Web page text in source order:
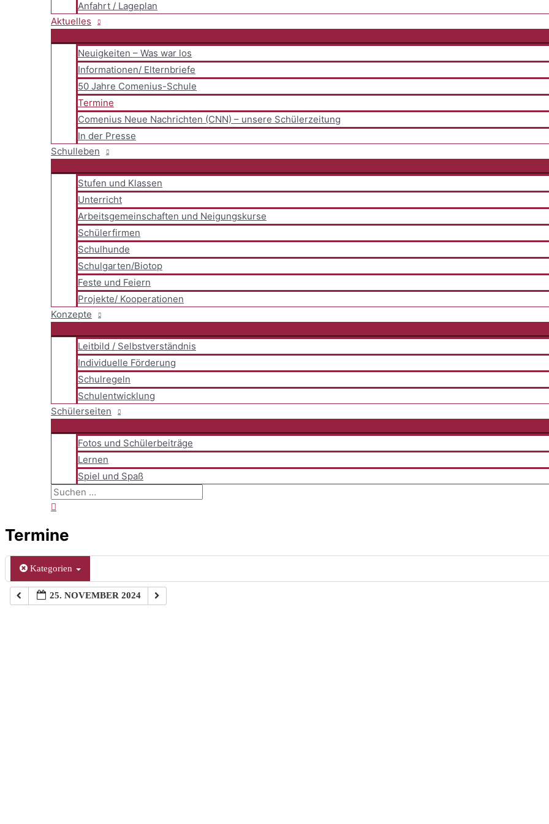
Anfahrt / Lageplan
Aktuelles
Neuigkeiten – Was war los
Informationen/ Elternbriefe
50 Jahre Comenius-Schule
Termine
Comenius Neue Nachrichten (CNN) – unsere Schülerzeitung
In der Presse
Schulleben
Stufen und Klassen
Unterricht
Arbeitsgemeinschaften und Neigungskurse
Schülerfirmen
Schulhunde
Schulgarten/Biotop
Feste und Feiern
Projekte/ Kooperationen
Konzepte
Leitbild / Selbstverständnis
Individuelle Förderung
Schulregeln
Schulentwicklung
Schülerseiten
Fotos und Schülerbeiträge
Lernen
Spiel und Spaß
Suchen
nach:
Termine
Kategorien
25. NOVEMBER 2024